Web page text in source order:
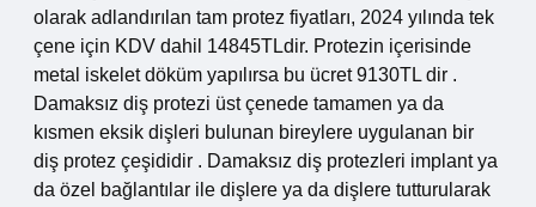
olarak adlandırılan tam protez fiyatları, 2024 yılında tek
çene için KDV dahil 14845TLdir. Protezin içerisinde
metal iskelet döküm yapılırsa bu ücret 9130TL dir .
Damaksız diş protezi üst çenede tamamen ya da
kısmen eksik dişleri bulunan bireylere uygulanan bir
diş protez çeşididir . Damaksız diş protezleri implant ya
da özel bağlantılar ile dişlere ya da dişlere tutturularak